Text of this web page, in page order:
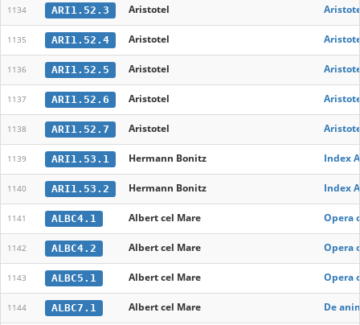
1134 ARI1.52.3 Aristotel
1135 ARI1.52.4 Aristotel
1136 ARI1.52.5 Aristotel
1137 ARI1.52.6 Aristotel
1138 ARI1.52.7 Aristotel
1139 ARI1.53.1 Hermann Bonitz Index
1140 ARI1.53.2 Hermann Bonitz Index
1141 ALBC4.1 Albert cel Mare Opera
1142 ALBC4.2 Albert cel Mare Opera
1143 ALBC5.1 Albert cel Mare Opera
1144 ALBC7.1 Albert cel Mare De